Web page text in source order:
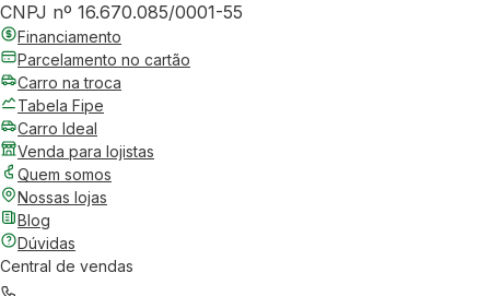
CNPJ nº 16.670.085/0001-55
Financiamento
Parcelamento no cartão
Carro na troca
Tabela Fipe
Carro Ideal
Venda para lojistas
Quem somos
Nossas lojas
Blog
Dúvidas
Central de vendas